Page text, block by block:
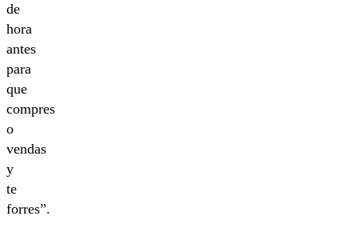
de
hora
antes
para
que
compres
o
vendas
y
te
forres”.